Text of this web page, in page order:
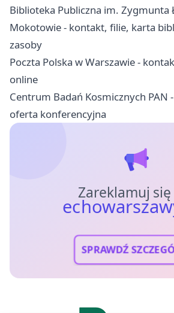
Biblioteka Publiczna im. Zygmunta
Mokotowie - kontakt, filie, karta
zasoby
Poczta Polska w Warszawie -
online
Centrum Badań Kosmicznych PAN
oferta konferencyjna
Zareklamuj się
SPRAWDŹ